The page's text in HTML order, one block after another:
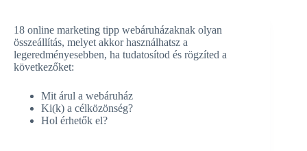
18 online marketing tipp webáruházaknak olyan
összeállítás, melyet akkor használhatsz a
legeredményesebben, ha tudatosítod és rögzíted a
következőket:
Mit árul a webáruház
Ki(k) a célközönség?
Hol érhetők el?